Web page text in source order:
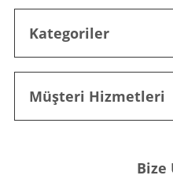
Kategoriler
Müşteri Hizmetleri
Bize